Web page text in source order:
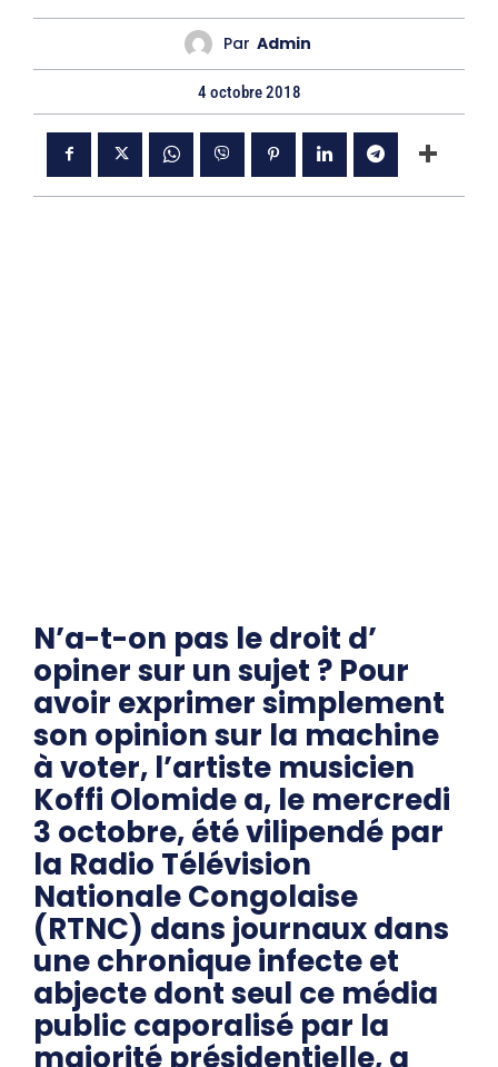
Par Admin
4 octobre 2018
N’a-t-on pas le droit d’
opiner sur un sujet ? Pour
avoir exprimer simplement
son opinion sur la machine
à voter, l’artiste musicien
Koffi Olomide a, le mercredi
3 octobre, été vilipendé par
la Radio Télévision
Nationale Congolaise
(RTNC) dans journaux dans
une chronique infecte et
abjecte dont seul ce média
public caporalisé par la
majorité présidentielle, a